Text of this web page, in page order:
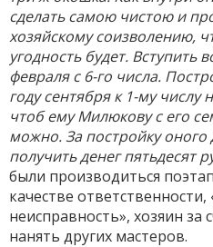
сделать самою чистою и
хозяйскому соизволению,
угодность будет. Вступить
февраля с 6-го числа.
году сентября к 1-му
чтоб ему Милюкову с его
можно. За постройку
получить денег пятьдесят
были производиться
качестве
неисправность», хозяин за
нанять других мастеров.